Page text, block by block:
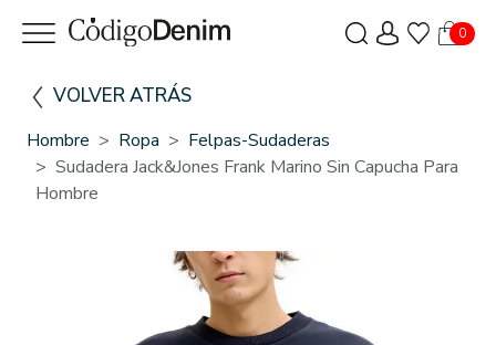
0
VOLVER ATRÁS
Hombre Ropa
Felpas-Sudaderas
Sudadera Jack&Jones Frank Marino Sin Capucha Para
Hombre